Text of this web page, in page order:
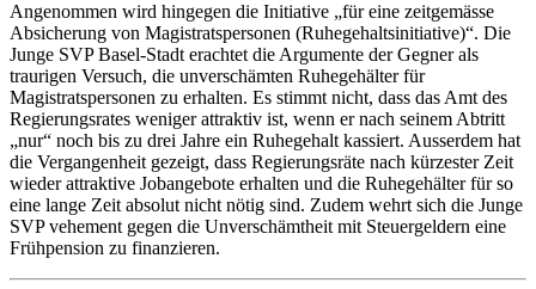
Angenommen wird hingegen die Initiative „für eine zeitgemässe
Absicherung von Magistratspersonen (Ruhegehaltsinitiative)“. Die
Junge SVP Basel-Stadt erachtet die Argumente der Gegner als
traurigen Versuch, die unverschämten Ruhegehälter für
Magistratspersonen zu erhalten. Es stimmt nicht, dass das Amt des
Regierungsrates weniger attraktiv ist, wenn er nach seinem Abtritt
„nur“ noch bis zu drei Jahre ein Ruhegehalt kassiert. Ausserdem hat
die Vergangenheit gezeigt, dass Regierungsräte nach kürzester Zeit
wieder attraktive Jobangebote erhalten und die Ruhegehälter für so
eine lange Zeit absolut nicht nötig sind. Zudem wehrt sich die Junge
SVP vehement gegen die Unverschämtheit mit Steuergeldern eine
Frühpension zu finanzieren.